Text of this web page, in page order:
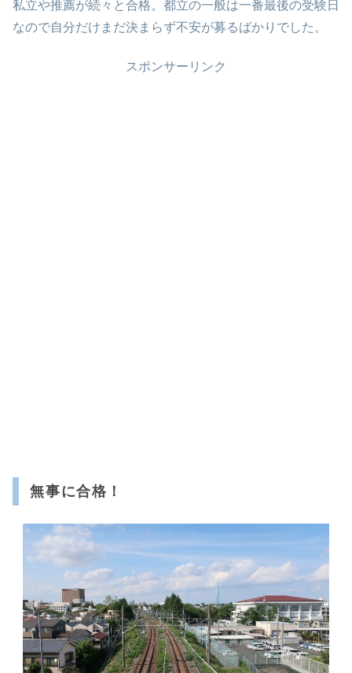
私立や推薦が続々と合格。都立の一般は一番最後の受験日
なので自分だけまだ決まらず不安が募るばかりでした。
スポンサーリンク
無事に合格！